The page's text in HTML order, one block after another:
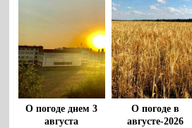
О погоде днем 3
августа
О погоде в
августе-2026